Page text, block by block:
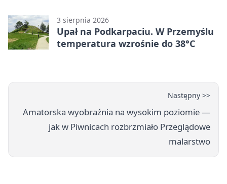
3 sierpnia 2026
Upał na Podkarpaciu. W Przemyślu
temperatura wzrośnie do 38°C
Następny >>
Amatorska wyobraźnia na wysokim poziomie —
jak w Piwnicach rozbrzmiało Przeglądowe
malarstwo